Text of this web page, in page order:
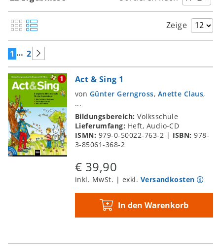
Zeige
1 … 2
Act & Sing 1
von Günter Gerngross, Anette Claus,
...
Bildungsbereich:Volksschule
Lieferumfang: Heft, Audio-CD
ISMN: 979-0-50022-763-2 | ISBN:978-
3-85061-368-2
€ 39,90
inkl. MwSt. | exkl. Versandkosten
In den Warenkorb